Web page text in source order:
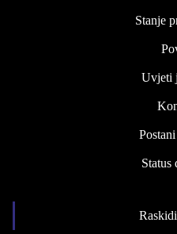
Stanje
Uvjeti
Status